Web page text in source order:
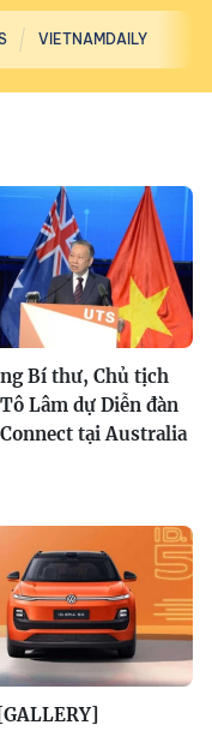
VIETNAMDAILY
Bí thư, Chủ tịch
Lâm dự Diễn đàn
tại Australia
[GALLERY]